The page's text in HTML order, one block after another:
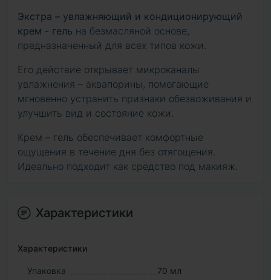
Экстра – увлажняющий и кондиционирующий
крем - гель на безмасляной основе,
предназначенный для всех типов кожи.
Его действие открывает микроканалы
увлажнения – аквапорины, помогающие
мгновенно устранить признаки обезвоживания и
улучшить вид и состояние кожи.
Крем – гель обеспечивает комфортные
ощущения в течение дня без отягощения.
Идеально подходит как средство под макияж.
Характеристики
Характеристики
Упаковка 70 мл